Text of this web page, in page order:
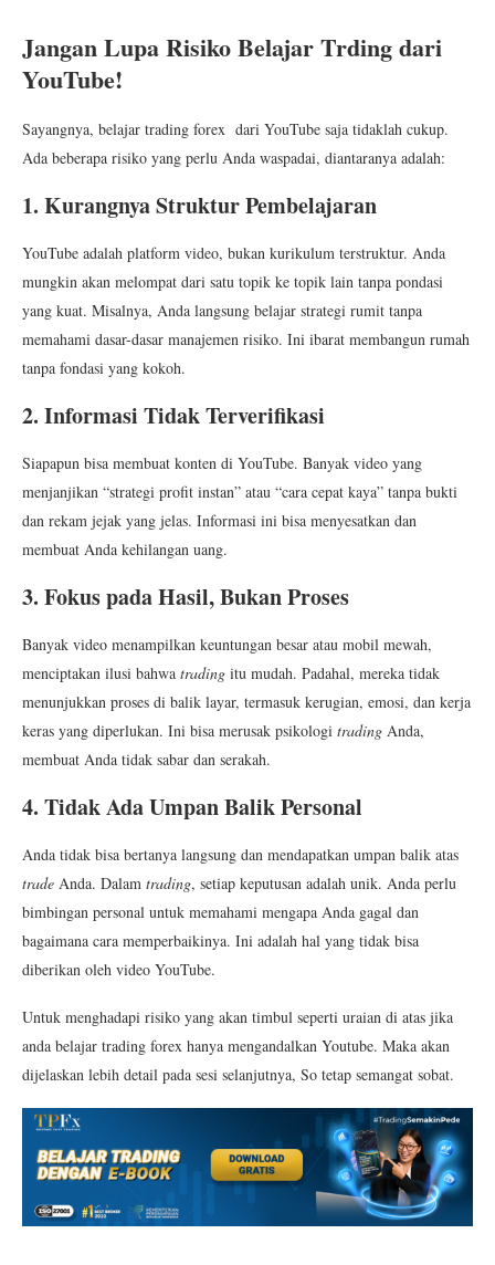
Jangan Lupa Risiko Belajar Trding dari
YouTube!
Sayangnya, belajar trading forex dari YouTube saja tidaklah cukup.
Ada beberapa risiko yang perlu Anda waspadai, diantaranya adalah:
1. Kurangnya Struktur Pembelajaran
YouTube adalah platform video, bukan kurikulum terstruktur. Anda
mungkin akan melompat dari satu topik ke topik lain tanpa pondasi
yang kuat. Misalnya, Anda langsung belajar strategi rumit tanpa
memahami dasar-dasar manajemen risiko. Ini ibarat membangun rumah
tanpa fondasi yang kokoh.
2. Informasi Tidak Terverifikasi
Siapapun bisa membuat konten di YouTube. Banyak video yang
menjanjikan “strategi profit instan” atau “cara cepat kaya” tanpa bukti
dan rekam jejak yang jelas. Informasi ini bisa menyesatkan dan
membuat Anda kehilangan uang.
3. Fokus pada Hasil, Bukan Proses
Banyak video menampilkan keuntungan besar atau mobil mewah,
menciptakan ilusi bahwa trading itu mudah. Padahal, mereka tidak
menunjukkan proses di balik layar, termasuk kerugian, emosi, dan kerja
keras yang diperlukan. Ini bisa merusak psikologi trading Anda,
membuat Anda tidak sabar dan serakah.
4. Tidak Ada Umpan Balik Personal
Anda tidak bisa bertanya langsung dan mendapatkan umpan balik atas
trade Anda. Dalam trading, setiap keputusan adalah unik. Anda perlu
bimbingan personal untuk memahami mengapa Anda gagal dan
bagaimana cara memperbaikinya. Ini adalah hal yang tidak bisa
diberikan oleh video YouTube.
Untuk menghadapi risiko yang akan timbul seperti uraian di atas jika
anda belajar trading forex hanya mengandalkan Youtube. Maka akan
dijelaskan lebih detail pada sesi selanjutnya, So tetap semangat sobat.